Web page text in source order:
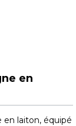
en
en laiton, équipé